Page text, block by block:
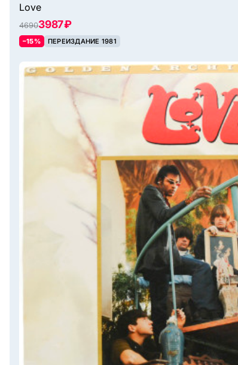
Love
46903987 ₽
–15% ПЕРЕИЗДАНИЕ 1981